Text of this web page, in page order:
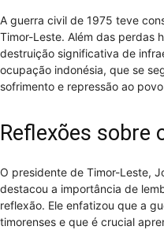
A guerra civil de 1975 teve
Timor-Leste. Além das perdas
destruição significativa de
ocupação indonésia, que se
sofrimento e repressão ao
Reflexões sobre
O presidente de Timor-Leste,
destacou a importância de
reflexão. Ele enfatizou que a
timorenses e que é crucial